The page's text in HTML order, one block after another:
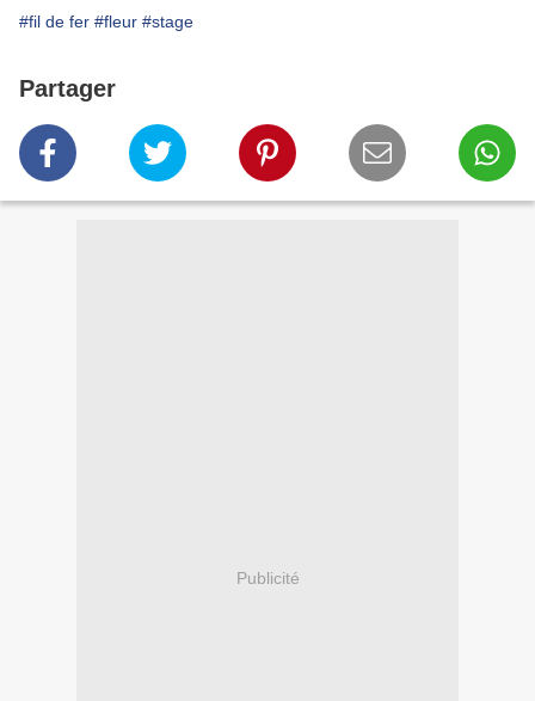
#fil de fer #fleur #stage
Partager
Publicité